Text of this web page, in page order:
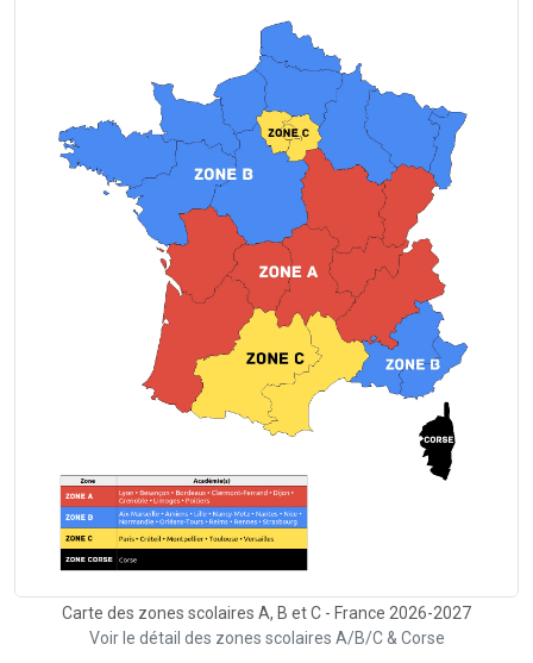
Carte des zones scolaires A, B et C - France 2026-2027
Voir le détail des zones scolaires A/B/C & Corse